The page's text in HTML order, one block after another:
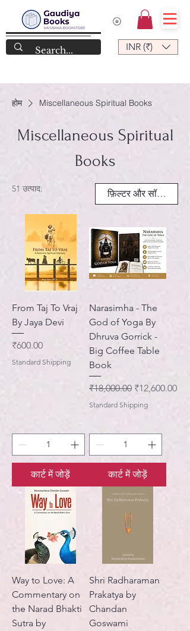
INR (₹)
होम Miscellaneous Spiritual Books
Miscellaneous Spiritual
Books
51 उत्पाद: फ़िल्टर और सॉर्ट करें
From Taj To Vraj
By Jaya Devi
मूल्य
₹600.00
Standard Shipping
कार्ट में जोड़ें
Narasimha - The
God of Yoga By
Dhruva Gorrick -
Big Coffee Table
Book
नियमित मूल्य
₹18,000.00 बिक्री मूल्य
₹12,600.00
Standard Shipping
कार्ट में जोड़ें
Way to Love: A
Commentary on
the Narad Bhakti
Sutra by
Shri Radharaman
Prakatya by
Chandan
Goswami